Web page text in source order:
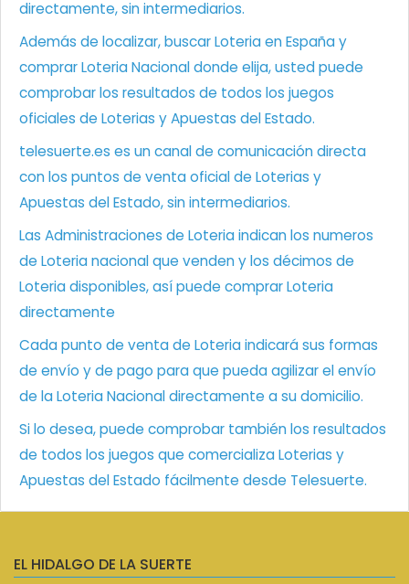
directamente, sin intermediarios.
Además de localizar, buscar Loteria en España y
comprar Loteria Nacional donde elija, usted puede
comprobar los resultados de todos los juegos
oficiales de Loterias y Apuestas del Estado.
telesuerte.es es un canal de comunicación directa
con los puntos de venta oficial de Loterias y
Apuestas del Estado, sin intermediarios.
Las Administraciones de Loteria indican los numeros
de Loteria nacional que venden y los décimos de
Loteria disponibles, así puede comprar Loteria
directamente
Cada punto de venta de Loteria indicará sus formas
de envío y de pago para que pueda agilizar el envío
de la Loteria Nacional directamente a su domicilio.
Si lo desea, puede comprobar también los resultados
de todos los juegos que comercializa Loterias y
Apuestas del Estado fácilmente desde Telesuerte.
EL HIDALGO DE LA SUERTE